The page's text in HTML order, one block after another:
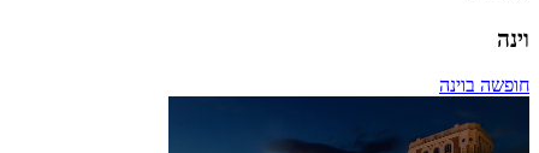
וינה
חופשה בוינה